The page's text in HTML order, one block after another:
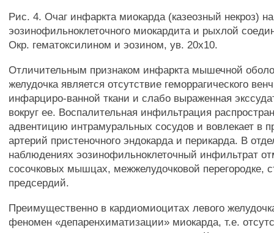
Рис. 4. Очаг инфаркта миокарда (казеозный некроз)
эозинофильноклеточного миокардита и рыхлой
Окр. гематоксилином и эозином, ув. 20x10.
Отличительным признаком инфаркта мышечной
желудочка является отсутствие геморрагического
инфарциро-ванной ткани и слабо выраженная
вокруг ее. Воспалительная инфильтрация
адвентицию интрамуральных сосудов и вовлекает в
артерий пристеночного эндокарда и перикарда. В
наблюдениях эозинофильноклеточный инфильтрат
сосочковых мышцах, межжелудочковой перегородке,
предсердий.
Преимущественно в кардиомиоцитах левого
феномен «депаренхиматизации» миокарда, т.е.